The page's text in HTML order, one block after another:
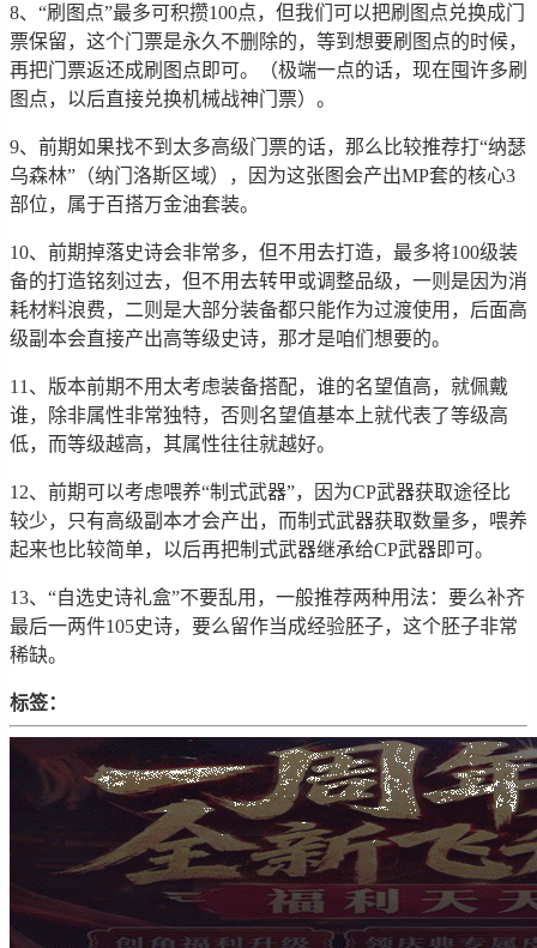
8、“刷图点”最多可积攒100点，但我们可以把刷图点兑换成门
票保留，这个门票是永久不删除的，等到想要刷图点的时候，
再把门票返还成刷图点即可。（极端一点的话，现在囤许多刷
图点，以后直接兑换机械战神门票）。
9、前期如果找不到太多高级门票的话，那么比较推荐打“纳瑟
乌森林”（纳门洛斯区域），因为这张图会产出MP套的核心3
部位，属于百搭万金油套装。
10、前期掉落史诗会非常多，但不用去打造，最多将100级装
备的打造铭刻过去，但不用去转甲或调整品级，一则是因为消
耗材料浪费，二则是大部分装备都只能作为过渡使用，后面高
级副本会直接产出高等级史诗，那才是咱们想要的。
11、版本前期不用太考虑装备搭配，谁的名望值高，就佩戴
谁，除非属性非常独特，否则名望值基本上就代表了等级高
低，而等级越高，其属性往往就越好。
12、前期可以考虑喂养“制式武器”，因为CP武器获取途径比
较少，只有高级副本才会产出，而制式武器获取数量多，喂养
起来也比较简单，以后再把制式武器继承给CP武器即可。
13、“自选史诗礼盒”不要乱用，一般推荐两种用法：要么补齐
最后一两件105史诗，要么留作当成经验胚子，这个胚子非常
稀缺。
标签：